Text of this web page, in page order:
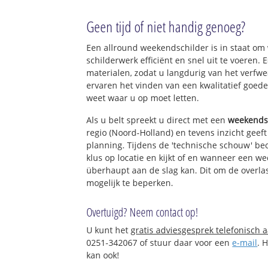
Geen tijd of niet handig genoeg?
Een allround weekendschilder is in staat
schilderwerk efficiënt en snel uit te voeren.
materialen, zodat u langdurig van het
ervaren het vinden van een kwalitatief
weet waar u op moet letten.
Als u belt spreekt u direct met een
regio (Noord-Holland) en tevens inzicht
planning. Tijdens de 'technische schouw'
klus op locatie en kijkt of en wanneer een
überhaupt aan de slag kan. Dit om de
mogelijk te beperken.
Overtuigd? Neem contact op!
U kunt hetgratis adviesgesprek telefonisch
0251-342067 of stuur daar voor eene-mail.
kan ook!